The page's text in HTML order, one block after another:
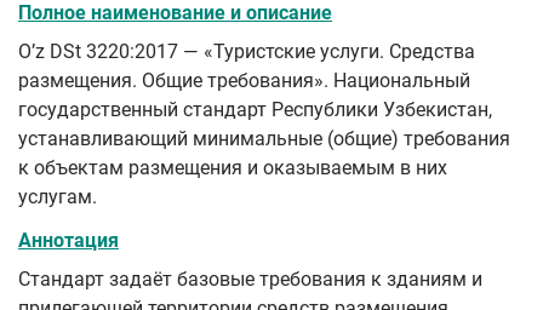
Полное наименование и описание
Oʼz DSt 3220:2017 — «Туристские услуги. Средства
размещения. Общие требования». Национальный
государственный стандарт Республики Узбекистан,
устанавливающий минимальные (общие) требования
к объектам размещения и оказываемым в них
услугам.
Аннотация
Стандарт задаёт базовые требования к зданиям и